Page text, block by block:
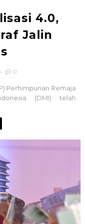
4.0,
Jalin
0
Perhimpunan Remaja
(DMI) telah